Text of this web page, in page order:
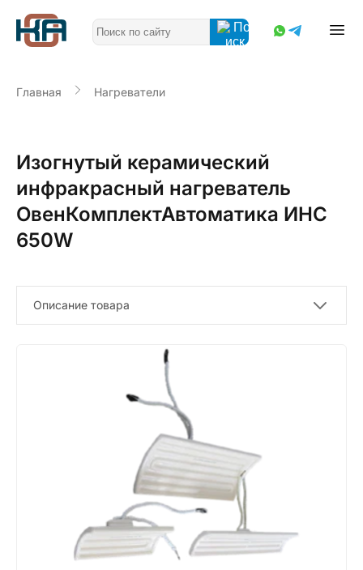
Главная Нагреватели
Изогнутый керамический
инфракрасный нагреватель
ОвенКомплектАвтоматика ИНС
650W
Описание товара